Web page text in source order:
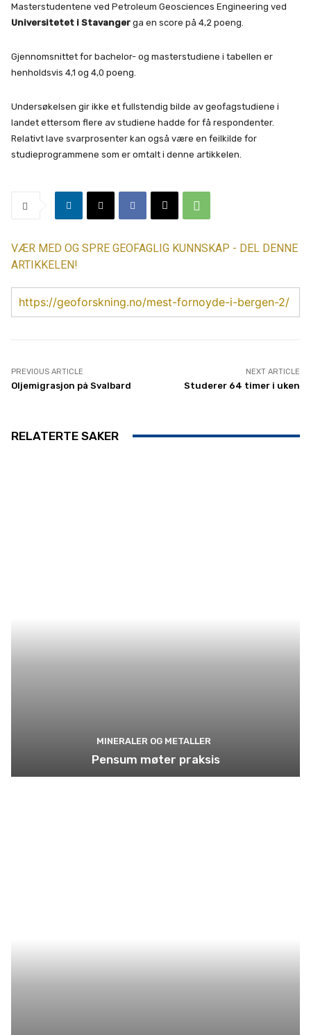
Masterstudentene ved Petroleum Geosciences Engineering ved
Universitetet i Stavanger ga en score på 4,2 poeng.
Gjennomsnittet for bachelor- og masterstudiene i tabellen er
henholdsvis 4,1 og 4,0 poeng.
Undersøkelsen gir ikke et fullstendig bilde av geofagstudiene i
landet ettersom flere av studiene hadde for få respondenter.
Relativt lave svarprosenter kan også være en feilkilde for
studieprogrammene som er omtalt i denne artikkelen.
VÆR MED OG SPRE GEOFAGLIG KUNNSKAP - DEL DENNE
ARTIKKELEN!
https://geoforskning.no/mest-fornoyde-i-bergen-2/
PREVIOUS ARTICLE
Oljemigrasjon på Svalbard
NEXT ARTICLE
Studerer 64 timer i uken
RELATERTE SAKER
MINERALER OG METALLER
Pensum møter praksis